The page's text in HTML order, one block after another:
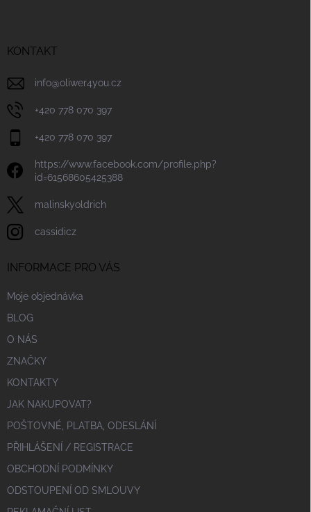
KONTAKT
info@oliwer4you.cz
+420 778 070 397
+420 778 070 397
https://www.facebook.com/profile.php?
id=61568605425388
malinskyoldrich
cassidicz
INFORMACE PRO VÁS
Moje objednávka
BLOG
O NÁS
ZNAČKY
KONTAKTY
JAK NAKUPOVAT?
POŠTOVNÉ, PLATBA, ODESLÁNÍ
PŘIHLÁŠENÍ / REGISTRACE
OBCHODNÍ PODMÍNKY
ODSTOUPENÍ OD SMLOUVY